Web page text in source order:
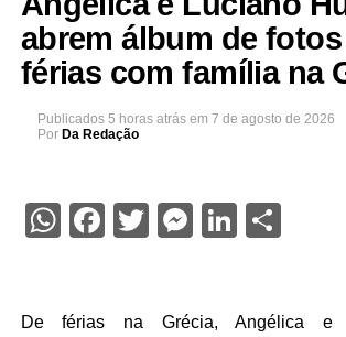
abrem álbum de fotos
férias com família na
Publicados 5 horas atrás em 7 de agosto de 2026
Por Da Redação
WhatsApp
Facebook
Twitter
Messenger
LinkedIn
Share
De férias na Grécia, Angélica e